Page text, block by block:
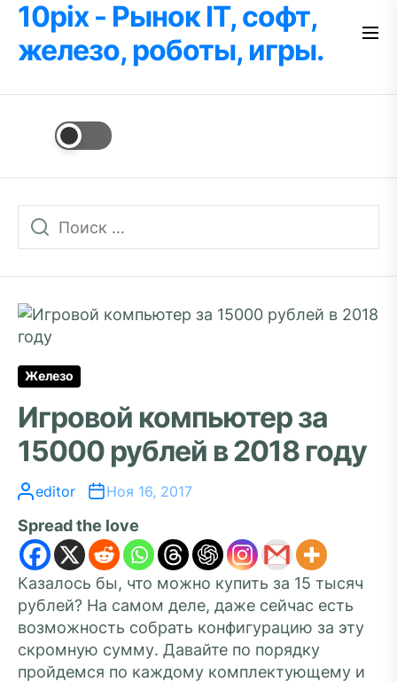
Перейти
содержимому
10pix - Рынок IT, софт,
железо, роботы, игры.
Железо
Игровой компьютер за
15000 рублей в 2018 году
editor Ноя 16, 2017
Spread the love
Казалось бы, что можно купить за 15 тысяч
рублей? На самом деле, даже сейчас есть
возможность собрать конфигурацию за эту
скромную сумму. Давайте по порядку
пройдемся по каждому комплектующему и